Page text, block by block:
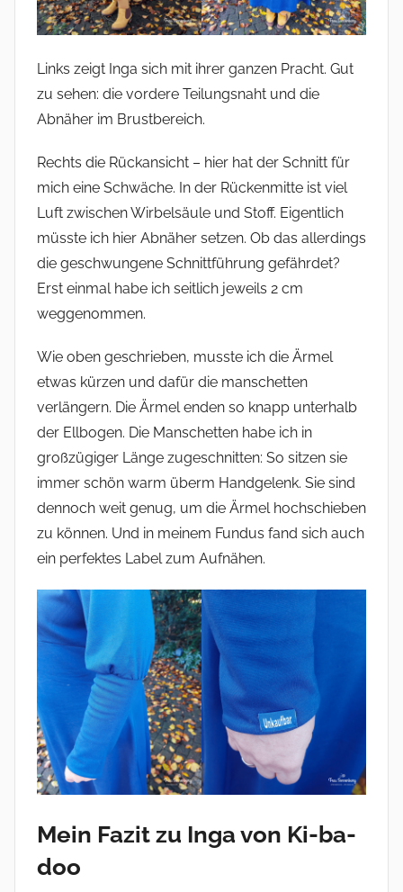
Links zeigt Inga sich mit ihrer ganzen Pracht. Gut
zu sehen: die vordere Teilungsnaht und die
Abnäher im Brustbereich.
Rechts die Rückansicht – hier hat der Schnitt für
mich eine Schwäche. In der Rückenmitte ist viel
Luft zwischen Wirbelsäule und Stoff. Eigentlich
müsste ich hier Abnäher setzen. Ob das allerdings
die geschwungene Schnittführung gefährdet?
Erst einmal habe ich seitlich jeweils 2 cm
weggenommen.
Wie oben geschrieben, musste ich die Ärmel
etwas kürzen und dafür die manschetten
verlängern. Die Ärmel enden so knapp unterhalb
der Ellbogen. Die Manschetten habe ich in
großzügiger Länge zugeschnitten: So sitzen sie
immer schön warm überm Handgelenk. Sie sind
dennoch weit genug, um die Ärmel hochschieben
zu können. Und in meinem Fundus fand sich auch
ein perfektes Label zum Aufnähen.
Mein Fazit zu Inga von Ki-ba-
doo